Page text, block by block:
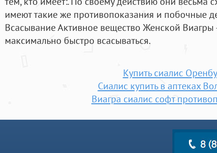
имеют такие же противопоказания и побочные
Всасывание Активное вещество Женской
максимально быстро всасываться.
Купить сиалис
Сиалис купить в аптеках
Виагра сиалис софт